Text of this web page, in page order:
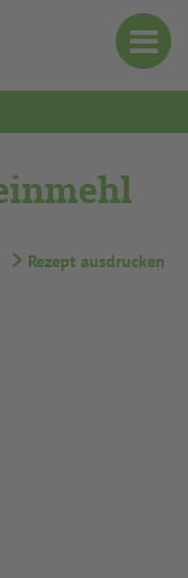
Rezept ausdrucken